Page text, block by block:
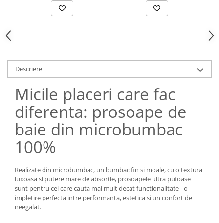
Descriere
Micile placeri care fac
diferenta: prosoape de
baie din microbumbac
100%
Realizate din microbumbac, un bumbac fin si moale, cu o textura
luxoasa si putere mare de absortie, prosoapele ultra pufoase
sunt pentru cei care cauta mai mult decat functionalitate - o
impletire perfecta intre performanta, estetica si un confort de
neegalat.